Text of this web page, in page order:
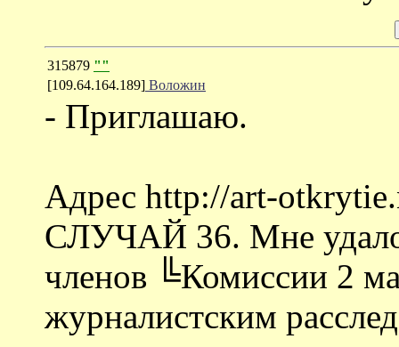
315879 ""
[109.64.164.189] Воложин
- Приглашаю.
Адрес http://art-
СЛУЧАЙ 36. Мне
членов ╚Комиссии 2
журналистским